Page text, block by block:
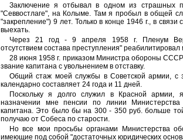
Заключение я отбывал в одном из страшных
"Севвостлаге", на Колыме. Там я пробыл в общей
"закрепление") 9 лет. Только в конце 1946 г., в
выехать.
Через 21 год - 9 апреля 1958 г. Пленум
отсутствием состава преступления" реабилитировал
28 июня 1958 г. приказом Министра обороны
звание капитана с увольнением в отставку.
Общий стаж моей службы в Советской армии, с
календарно составляет 24 года и 11 дней.
Поскольку я долго служил в Красной армии,
назначении мне пенсии по линии
капитана. Это было бы на 300 - 350 руб. больше
получаю от Собеса по старости.
Но все мои просьбы органами Министерства
имеющие под собой "достаточных юридических